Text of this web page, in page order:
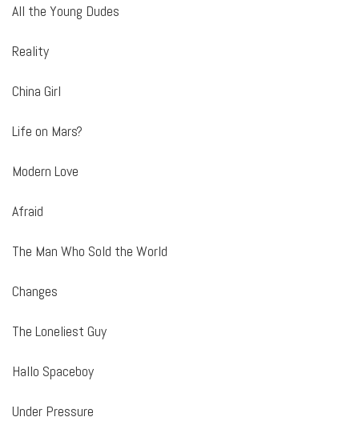
All the Young Dudes
Reality
China Girl
Life on Mars?
Modern Love
Afraid
The Man Who Sold the World
Changes
The Loneliest Guy
Hallo Spaceboy
Under Pressure